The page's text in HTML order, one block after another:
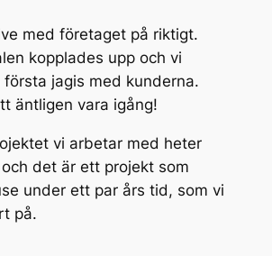
med företaget på riktigt.
kopplades upp och vi
jagis med kunderna.
äntligen vara igång!
vi arbetar med heter
det är ett projekt som
under ett par års tid, som vi
på.